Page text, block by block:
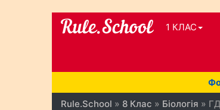
1 КЛАС
Rule.School » 8 Клас » Біологія »